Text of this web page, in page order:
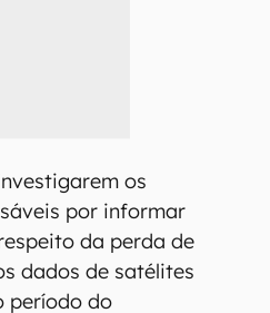
os
por informar
da perda de
dados de satélites
período do